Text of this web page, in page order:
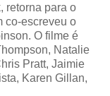
retorna para o
co-escreveu o
O filme é
Natalie
Pratt, Jaimie
Karen Gillan,